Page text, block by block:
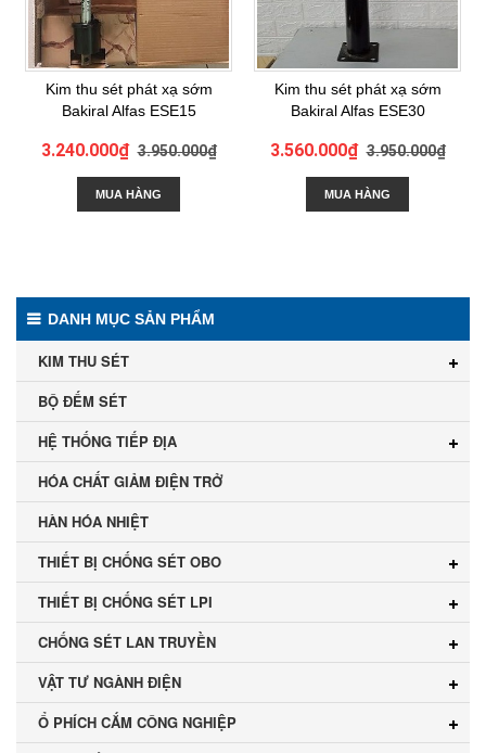
Kim thu sét phát xạ sớm
Bakiral Alfas ESE15
3.240.000₫3.950.000₫
MUA HÀNG
Kim thu sét phát xạ sớm
Bakiral Alfas ESE30
3.560.000₫3.950.000₫
MUA HÀNG
DANH MỤC SẢN PHẨM
KIM THU SÉT
BỘ ĐẾM SÉT
HỆ THỐNG TIẾP ĐỊA
HÓA CHẤT GIẢM ĐIỆN TRỞ
HÀN HÓA NHIỆT
THIẾT BỊ CHỐNG SÉT OBO
THIẾT BỊ CHỐNG SÉT LPI
CHỐNG SÉT LAN TRUYỀN
VẬT TƯ NGÀNH ĐIỆN
Ổ PHÍCH CẮM CÔNG NGHIỆP